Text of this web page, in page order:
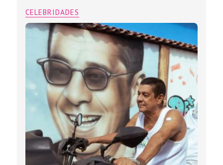
CELEBRIDADES